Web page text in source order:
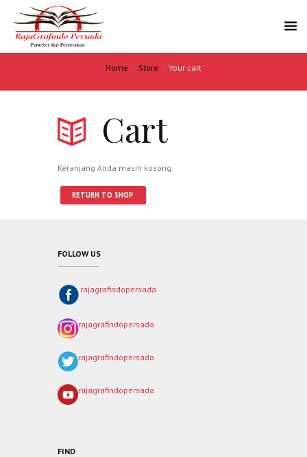
Home Store Your cart
Cart
Keranjang Anda masih kosong.
RETURN TO SHOP
FOLLOW US
rajagrafindopersada
rajagrafindopersada
rajagrafindopersada
rajagrafindopersada
FIND